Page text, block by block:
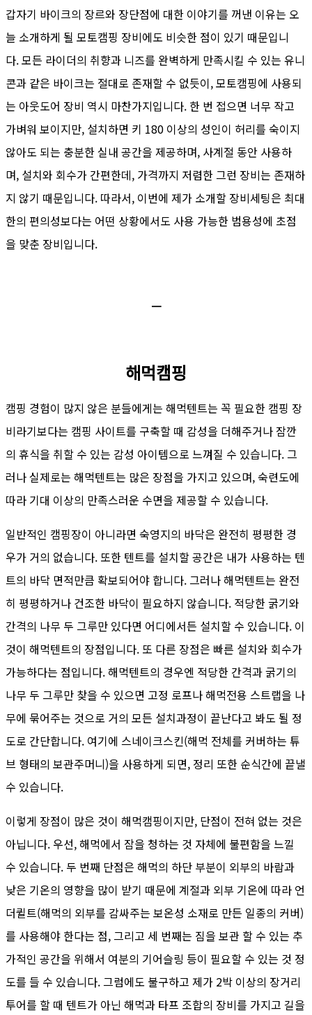
갑자기 바이크의 장르와 장단점에 대한 이야기를 꺼낸 이유는 오
늘 소개하게 될 모토캠핑 장비에도 비슷한 점이 있기 때문입니
다. 모든 라이더의 취향과 니즈를 완벽하게 만족시킬 수 있는 유니
콘과 같은 바이크는 절대로 존재할 수 없듯이, 모토캠핑에 사용되
는 아웃도어 장비 역시 마찬가지입니다. 한 번 접으면 너무 작고
가벼워 보이지만, 설치하면 키 180 이상의 성인이 허리를 숙이지
않아도 되는 충분한 실내 공간을 제공하며, 사계절 동안 사용하
며, 설치와 회수가 간편한데, 가격까지 저렴한 그런 장비는 존재하
지 않기 때문입니다. 따라서, 이번에 제가 소개할 장비세팅은 최대
한의 편의성보다는 어떤 상황에서도 사용 가능한 범용성에 초점
을 맞춘 장비입니다.
ㅡ
해먹캠핑
캠핑 경험이 많지 않은 분들에게는 해먹텐트는 꼭 필요한 캠핑 장
비라기보다는 캠핑 사이트를 구축할 때 감성을 더해주거나 잠깐
의 휴식을 취할 수 있는 감성 아이템으로 느껴질 수 있습니다. 그
러나 실제로는 해먹텐트는 많은 장점을 가지고 있으며, 숙련도에
따라 기대 이상의 만족스러운 수면을 제공할 수 있습니다.
일반적인 캠핑장이 아니라면 숙영지의 바닥은 완전히 평평한 경
우가 거의 없습니다. 또한 텐트를 설치할 공간은 내가 사용하는 텐
트의 바닥 면적만큼 확보되어야 합니다. 그러나 해먹텐트는 완전
히 평평하거나 건조한 바닥이 필요하지 않습니다. 적당한 굵기와
간격의 나무 두 그루만 있다면 어디에서든 설치할 수 있습니다. 이
것이 해먹텐트의 장점입니다. 또 다른 장점은 빠른 설치와 회수가
가능하다는 점입니다. 해먹텐트의 경우엔 적당한 간격과 굵기의
나무 두 그루만 찾을 수 있으면 고정 로프나 해먹전용 스트랩을 나
무에 묶어주는 것으로 거의 모든 설치과정이 끝난다고 봐도 될 정
도로 간단합니다. 여기에 스네이크스킨(해먹 전체를 커버하는 튜
브 형태의 보관주머니)을 사용하게 되면, 정리 또한 순식간에 끝낼
수 있습니다.
이렇게 장점이 많은 것이 해먹캠핑이지만, 단점이 전혀 없는 것은
아닙니다. 우선, 해먹에서 잠을 청하는 것 자체에 불편함을 느낄
수 있습니다. 두 번째 단점은 해먹의 하단 부분이 외부의 바람과
낮은 기온의 영향을 많이 받기 때문에 계절과 외부 기온에 따라 언
더퀼트(해먹의 외부를 감싸주는 보온성 소재로 만든 일종의 커버)
를 사용해야 한다는 점, 그리고 세 번째는 짐을 보관 할 수 있는 추
가적인 공간을 위해서 여분의 기어슬링 등이 필요할 수 있는 것 정
도를 들 수 있습니다. 그럼에도 불구하고 제가 2박 이상의 장거리
투어를 할 때 텐트가 아닌 해먹과 타프 조합의 장비를 가지고 길을